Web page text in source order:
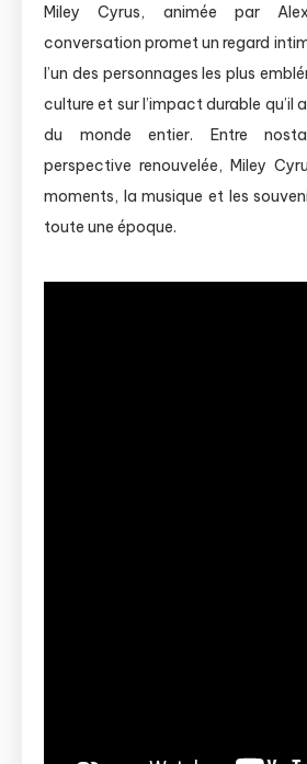
Miley Cyrus, animée par
conversation promet un regard
l’un des personnages les plus
culture et sur l’impact durable qu’il
du monde entier. Entre
perspective renouvelée, Miley
moments, la musique et les
toute une époque.